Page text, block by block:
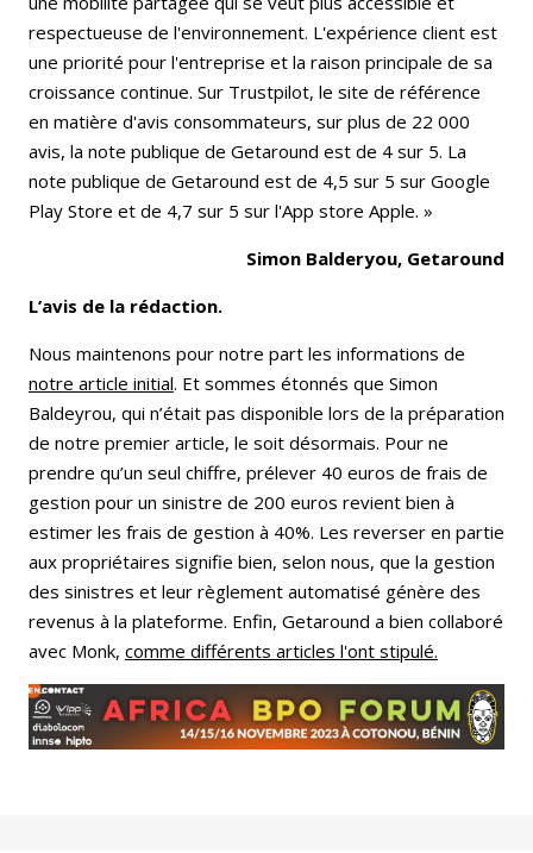
respectueuse de l'environnement. L'expérience client est
une priorité pour l'entreprise et la raison principale de sa
croissance continue. Sur Trustpilot, le site de référence
en matière d'avis consommateurs, sur plus de 22 000
avis, la note publique de Getaround est de 4 sur 5. La
note publique de Getaround est de 4,5 sur 5 sur Google
Play Store et de 4,7 sur 5 sur l'App store Apple. »
Simon Balderyou, Getaround
L’avis de la rédaction.
Nous maintenons pour notre part les informations de
notre article initial. Et sommes étonnés que Simon
Baldeyrou, qui n’était pas disponible lors de la préparation
de notre premier article, le soit désormais. Pour ne
prendre qu’un seul chiffre, prélever 40 euros de frais de
gestion pour un sinistre de 200 euros revient bien à
estimer les frais de gestion à 40%. Les reverser en partie
aux propriétaires signifie bien, selon nous, que la gestion
des sinistres et leur règlement automatisé génère des
revenus à la plateforme. Enfin, Getaround a bien collaboré
avec Monk, comme différents articles l'ont stipulé.